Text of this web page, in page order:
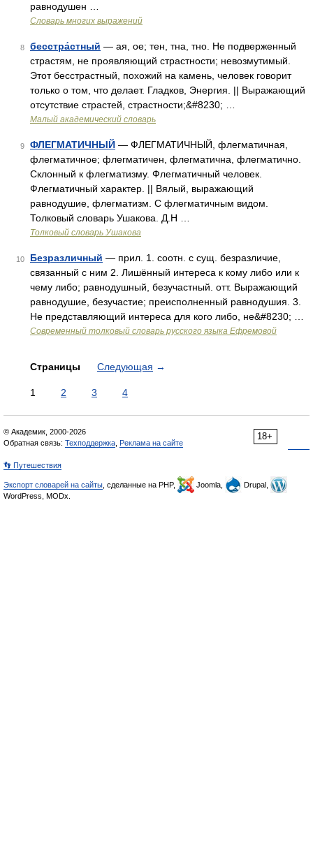
равнодушен …
Словарь многих выражений
8 бесстра́стный — ая, ое; тен, тна, тно. Не подверженный
страстям, не проявляющий страстности; невозмутимый.
Этот бесстрастный, похожий на камень, человек говорит
только о том, что делает. Гладков, Энергия. || Выражающий
отсутствие страстей, страстности;&#8230; …
Малый академический словарь
9 ФЛЕГМАТИЧНЫЙ — ФЛЕГМАТИЧНЫЙ, флегматичная,
флегматичное; флегматичен, флегматична, флегматично.
Склонный к флегматизму. Флегматичный человек.
Флегматичный характер. || Вялый, выражающий
равнодушие, флегматизм. С флегматичным видом.
Толковый словарь Ушакова. Д.Н …
Толковый словарь Ушакова
10 Безразличный — прил. 1. соотн. с сущ. безразличие,
связанный с ним 2. Лишённый интереса к кому либо или к
чему либо; равнодушный, безучастный. отт. Выражающий
равнодушие, безучастие; преисполненный равнодушия. 3.
Не представляющий интереса для кого либо, не&#8230; …
Современный толковый словарь русского языка Ефремовой
Страницы Следующая →
1 2 3 4
18+
© Академик, 2000-2026
Обратная связь: Техподдержка Реклама на сайте
👣 Путешествия
Экспорт словарей на сайты , сделанные на PHP, Joomla,
Drupal,
WordPress, MODx.